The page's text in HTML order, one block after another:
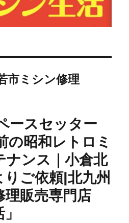
市ミシン修理
ースセッター
の昭和レトロミ
ナンス｜小倉北
りご依頼|北九州
販売専門店